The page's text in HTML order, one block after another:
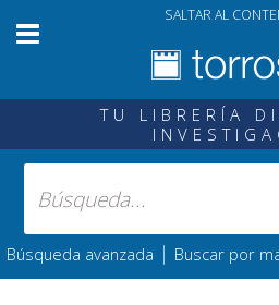
SALTAR AL
TU LIBRERÍA
Búsqueda avanzada | Buscar por